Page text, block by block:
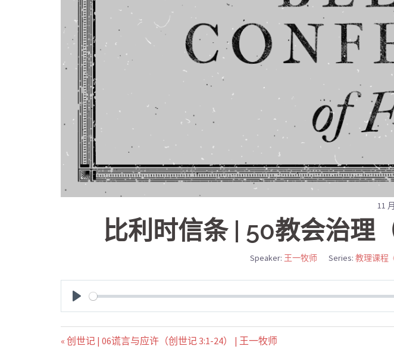
11
比利时信条 | 50教会治理
Speaker: 王一牧师 Series: 教理课程
PLAY
« 创世记 | 06谎言与应许（创世记 3:1-24） | 王一牧师